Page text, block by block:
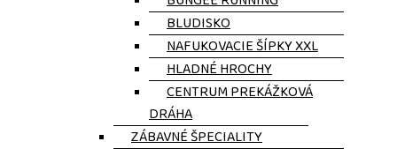
BLUDISKO
NAFUKOVACIE ŠÍPKY XXL
HLADNÉ HROCHY
CENTRUM PREKÁŽKOVÁ
DRÁHA
ZÁBAVNÉ ŠPECIALITY